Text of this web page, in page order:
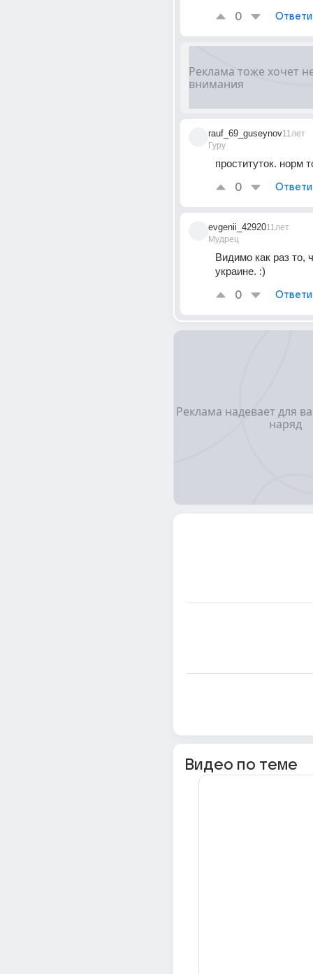
0
rauf_69_guseynov
Гуру
11лет
проституток. норм
0
evgenii_42920
Мудрец
11лет
Видимо как раз то,
украине. :)
0
Видео по теме